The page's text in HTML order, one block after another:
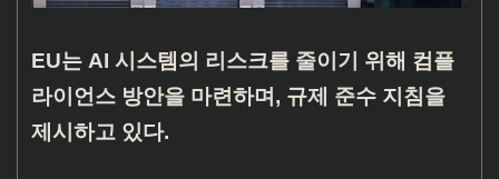
EU는 AI 시스템의 리스크를 줄이기 위해 컴플
라이언스 방안을 마련하며, 규제 준수 지침을
제시하고 있다.